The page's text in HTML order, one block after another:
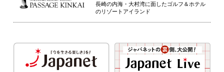
長崎の内海・大村湾に面したゴルフ＆ホテル
のリゾートアイランド